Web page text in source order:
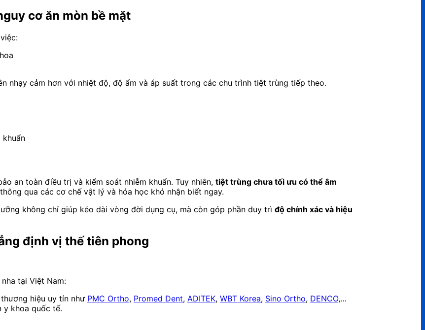
cơ ăn mòn bề mặt
nhạy cảm hơn với nhiệt độ, độ ẩm và áp suất trong các chu trình tiệt trùng tiếp theo.
khuẩn
an toàn điều trị và kiểm soát nhiễm khuẩn. Tuy nhiên, tiệt trùng chưa tối ưu có thể âm
thông qua các cơ chế vật lý và hóa học khó nhận biết ngay.
không chỉ giúp kéo dài vòng đời dụng cụ, mà còn góp phần duy trì độ chính xác và hiệu
định vị thế tiên phong
tại Việt Nam:
hiệu uy tín như PMC Ortho, Promed Dent, ADITEK, WBT Korea, Sino Ortho, DENCO,…
y khoa quốc tế.